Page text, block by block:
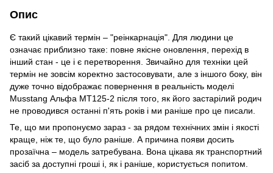
Опис
Є такий цікавий термін – "реінкарнація". Для людини це
означає приблизно таке: повне якісне оновлення, перехід в
інший стан - це і є перетворення. Звичайно для техніки цей
термін не зовсім коректно застосовувати, але з іншого боку, він
дуже точно відображає повернення в реальність моделі
Musstang Альфа МТ125-2 після того, як його застарілий родич
не проводився останні п'ять років і ми раніше про це писали.
Те, що ми пропонуємо зараз - за рядом технічних змін і якості
краще, ніж те, що було раніше. А причина появи досить
прозаїчна – модель затребувана. Вона цікава як транспортний
засіб за доступні гроші і, як і раніше, користується попитом.